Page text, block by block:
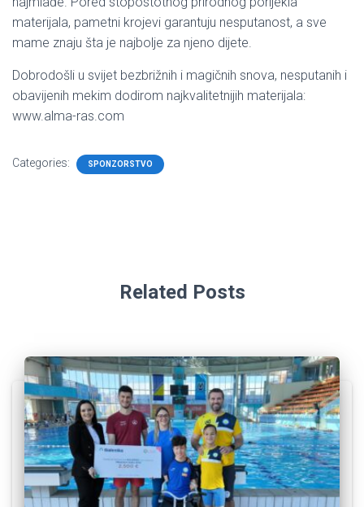
materijala, pametni krojevi garantuju nesputanost, a sve
mame znaju šta je najbolje za njeno dijete.
Dobrodošli u svijet bezbrižnih i magičnih snova, nesputanih i
obavijenih mekim dodirom najkvalitetnijih materijala:
www.alma-ras.com
Categories: SPONZORSTVO
Related Posts